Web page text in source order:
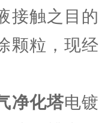
接触之目
颗粒，现
净化塔电